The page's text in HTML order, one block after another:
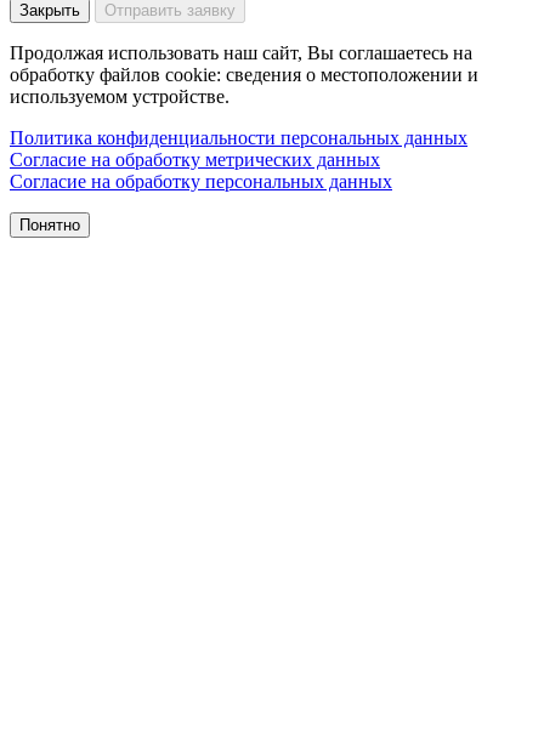
Закрыть Отправить заявку
Продолжая использовать наш сайт, Вы соглашаетесь на
обработку файлов cookie: сведения о местоположении и
используемом устройстве.
Политика конфиденциальности персональных данных
Согласие на обработку метрических данных
Согласие на обработку персональных данных
Понятно